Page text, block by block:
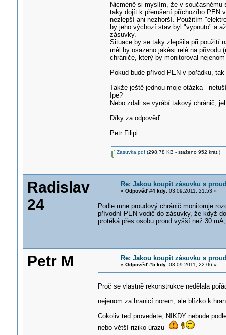
Nicméně si myslím, že v
taky dojít k přerušení příchozího PEN
nezlepší ani nezhorší. Použitím
by jeho výchozí stav byl "vypnuto" a
zásuvky.
Situace by se taky zlepšila při použití
měl by osazeno jakési relé na
chrániče, který by monitoroval
Pokud bude přívod PEN v pořádku,
Takže ještě jednou moje otázka -
Ipe?
Nebo zdali se vyrábí takový chránič,
Díky za odpověď.
Petr Filipi
Zasuvka.pdf(298.78 KB - staženo 952 krát.)
Radislav
24
Re: Jakou koupit zásuvku s
« Odpověď #4 kdy:03.09.2011, 21:53 »
Podle mne proudový chránič monitoruje
přívodní PEN vodič do zásuvky, že když
protéká přes osobu proud vyšší než 30
Petr M Re: Jakou koupit zásuvku s
« Odpověď #5 kdy:03.09.2011, 22:06 »
Proč se vlastně rekonstrukce nedělala
nejenom za hranicí norem, ale blízko k
Cokoliv teď provedete, NIKDY nebude
nebo větší riziko úrazu